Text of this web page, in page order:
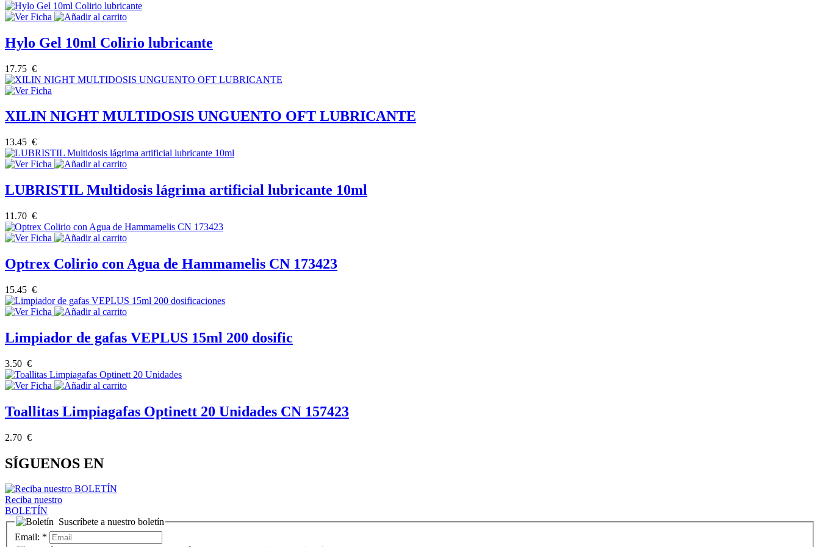
Hylo Gel 10ml Colirio lubricante
17.75 €
XILIN NIGHT MULTIDOSIS UNGUENTO OFT LUBRICANTE
13.45 €
LUBRISTIL Multidosis lágrima artificial lubricante 10ml
11.70 €
Optrex Colirio con Agua de Hammamelis CN 173423
15.45 €
Limpiador de gafas VEPLUS 15ml 200 dosific
3.50 €
Toallitas Limpiagafas Optinett 20 Unidades CN 157423
2.70 €
SÍGUENOS EN
Reciba nuestro
BOLETÍN
Suscríbete a nuestro boletín
Email: *